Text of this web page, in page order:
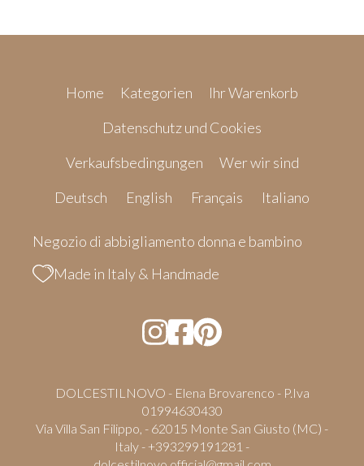
Home Kategorien
Ihr Warenkorb
Datenschutz und Cookies
Verkaufsbedingungen
Wer wir sind
Deutsch
English Français Italiano
Negozio di abbigliamento donna e bambino
Made in Italy & Handmade
DOLCESTILNOVO - Elena Brovarenco - P.Iva
01994630430
Via Villa San Filippo, - 62015 Monte San Giusto (MC) -
Italy - +393299191281 -